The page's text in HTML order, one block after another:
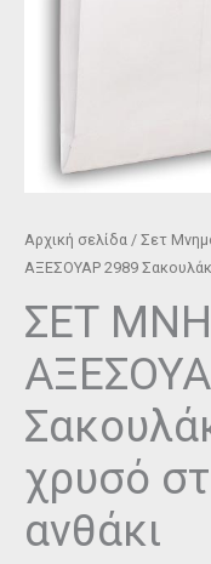
Αρχική σελίδα / Σετ
ΑΞΕΣΟΥΑΡ 2989
ΣΕΤ
χρυσό
ανθάκι